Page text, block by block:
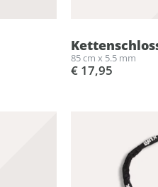
85 cm x 5.5 mm
€ 17,95